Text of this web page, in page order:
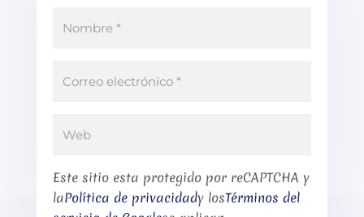
Este sitio esta protegido por reCAPTCHA y
laPolítica de privacidady losTérminos del